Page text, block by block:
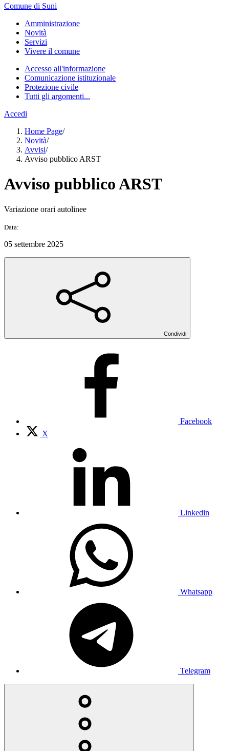
Comune di Suni
Amministrazione
Novità
Servizi
Vivere il comune
Accesso all'informazione
Comunicazione istituzionale
Protezione civile
Tutti gli argomenti...
Accedi
Home Page/
Novità/
Avvisi/
Avviso pubblico ARST
Avviso pubblico ARST
Variazione orari autolinee
Data:
05 settembre 2025
Condividi
Facebook
X
Linkedin
Whatsapp
Telegram